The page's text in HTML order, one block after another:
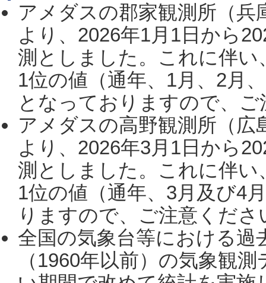
アメダスの郡家観測所（
より、2026年1月1日から
測としました。これに伴い
1位の値（通年、1月、2月
となっておりますので、
アメダスの高野観測所（
より、2026年3月1日から
測としました。これに伴い
1位の値（通年、3月及び4
りますので、ご注意くだ
全国の気象台等における過
（1960年以前）の気象観